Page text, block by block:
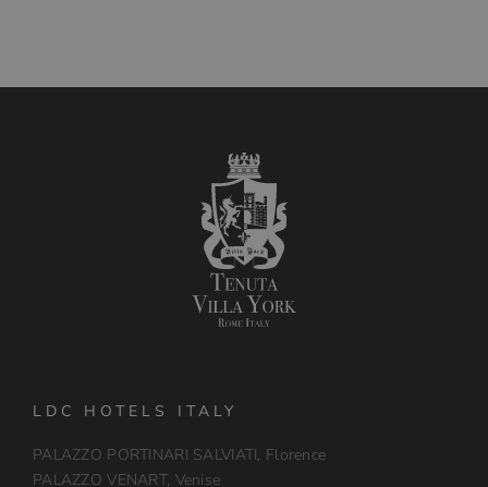
LDC HOTELS ITALY
PALAZZO PORTINARI SALVIATI, Florence
PALAZZO VENART, Venise